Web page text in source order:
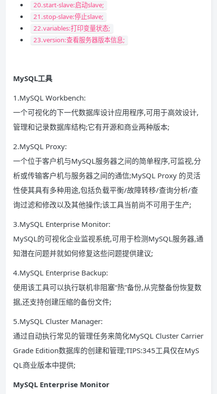
20.start-slave:启动slave;
21.stop-slave:停止slave;
22.variables:打印变量状态;
23.version:查看服务器版本信息;
MySQL工具
1.MySQL Workbench:
一个可视化的下一代数据库设计应用程序,可用于高效设计,
管理和记录数据库结构;它有开源和商业两种版本;
2.MySQL Proxy:
一个位于客户机与MySQL服务器之间的简单程序,可监视,分
析或传输客户机与服务器之间的通信;MySQL Proxy 的灵活
性使其具有多种用途,包括负载平衡/故障转移/查询分析/查
询过滤和修改以及其他操作;该工具当前尚不可用于生产;
3.MySQL Enterprise Monitor:
MySQL的可视化企业监视系统,可用于检测MySQL服务器,通
知潜在问题并就如何修复这些问题提供建议;
4.MySQL Enterprise Backup:
使用该工具可以执行联机非阻塞“热”备份,从完整备份恢复数
据,还支持创建压缩的备份文件;
5.MySQL Cluster Manager:
通过自动执行常见的管理任务来简化MySQL Cluster Carrier
Grade Edition数据库的创建和管理;TIPS:345工具仅在MyS
QL商业版本中提供;
MySQL Enterprise Monitor